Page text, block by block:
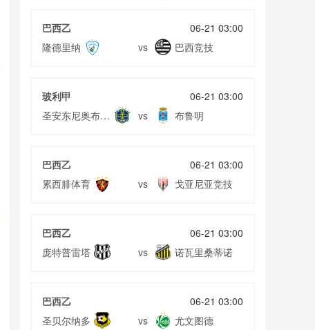
巴西乙
06-21 03:00
隆德里纳
vs 巴西竞技
玻利甲
06-21 03:00
圣安东尼奥布鲁
vs 布鲁明
巴西乙
06-21 03:00
累西腓体育
vs 戈亚尼亚竞技
巴西乙
06-21 03:00
庞特普雷塔
vs 诺瓦里桑蒂诺
巴西乙
06-21 03:00
圣贝尔纳多
vs 尤文图德